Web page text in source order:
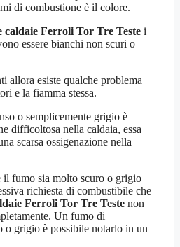
di combustione è il colore.
caldaie Ferroli Tor Tre Teste i
essere bianchi non scuri o
allora esiste qualche problema
e la fiamma stessa.
o semplicemente grigio è
difficoltosa nella caldaia, essa
scarsa ossigenazione nella
il fumo sia molto scuro o grigio
richiesta di combustibile che
Ferroli Tor Tre Teste non
Un fumo di
o grigio è possibile notarlo in un